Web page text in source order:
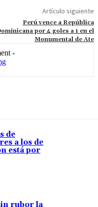
Artículo siguiente
Perú vence a República
por 4 goles a 1 en el
Monumental de Ate
-
de
a los de
está por
rubor la